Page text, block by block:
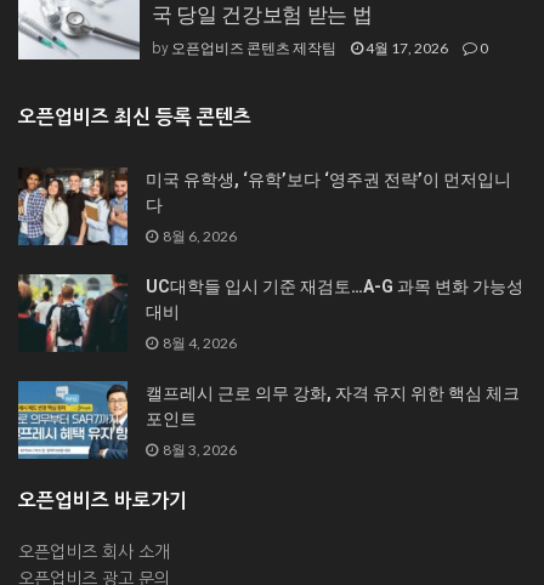
국 당일 건강보험 받는 법
by 오픈업비즈 콘텐츠 제작팀 4월 17, 2026 0
오픈업비즈 최신 등록 콘텐츠
미국 유학생, ‘유학’보다 ‘영주권 전략’이 먼저입니
다
8월 6, 2026
UC대학들 입시 기준 재검토…A-G 과목 변화 가능성
대비
8월 4, 2026
캘프레시 근로 의무 강화, 자격 유지 위한 핵심 체크
포인트
8월 3, 2026
오픈업비즈 바로가기
오픈업비즈 회사 소개
오픈업비즈 광고 문의